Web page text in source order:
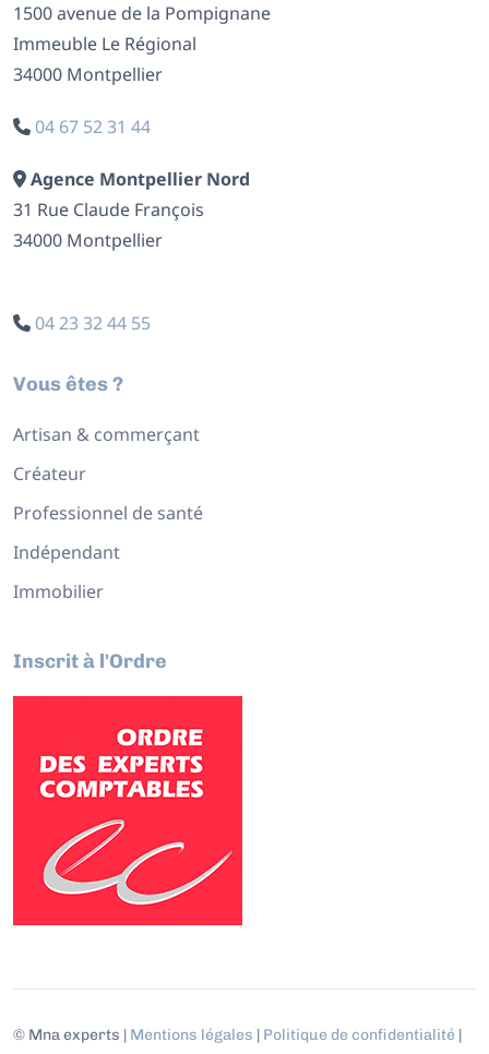
1500 avenue de la Pompignane
Immeuble Le Régional
34000 Montpellier
04 67 52 31 44
Agence Montpellier Nord
31 Rue Claude François
34000 Montpellier
04 23 32 44 55
Vous êtes ?
Artisan & commerçant
Créateur
Professionnel de santé
Indépendant
Immobilier
Inscrit à l'Ordre
© Mna experts | Mentions légales | Politique de confidentialité |